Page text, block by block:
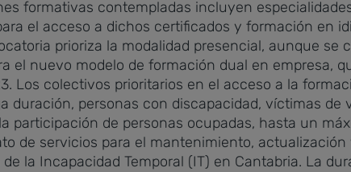
formativas contempladas incluyen
el acceso a dichos certificados y formación en
prioriza la modalidad presencial, aunque
el nuevo modelo de formación dual en empresa,
Los colectivos prioritarios en el acceso a la
duración, personas con discapacidad, víctimas
participación de personas ocupadas, hasta un
de servicios para el mantenimiento,
la Incapacidad Temporal (IT) en Cantabria. La